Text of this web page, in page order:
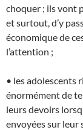
choquer ; ils vont
et surtout, d’y
économique de
l’attention ;
• les adolescents
énormément de
leurs devoirs
envoyées sur leur